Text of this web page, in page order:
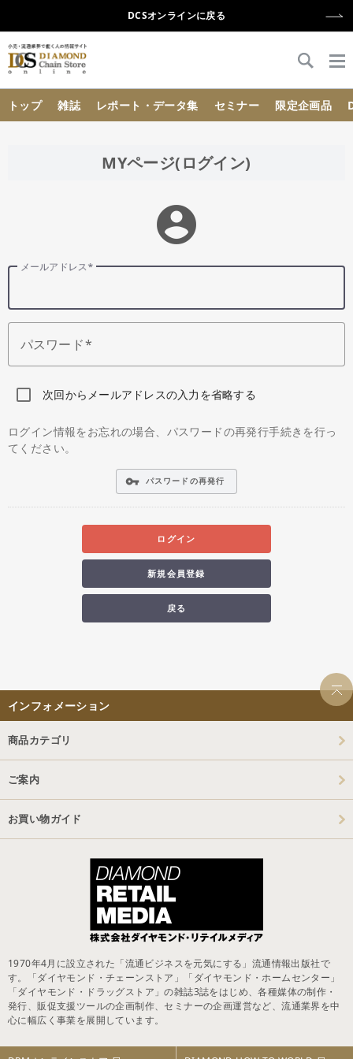
DCSオンラインに戻る
トップ 雑誌 レポート・データ集 セミナー 限定企画品
MYページ(ログイン)
account_circle
メールアドレス
パスワード
次回からメールアドレスの入力を省略する
ログイン情報をお忘れの場合、パスワードの再発行手続きを行っ
てください。
vpn_key パスワードの再発行
ログイン
新規会員登録
戻る
インフォメーション
商品カテゴリ
ご案内
お買い物ガイド
1970年4月に設立された「流通ビジネスを元気にする」流通情報出版社で
す。「ダイヤモンド・チェーンストア」「ダイヤモンド・ホームセンター」
「ダイヤモンド・ドラッグストア」の雑誌3誌をはじめ、各種媒体の制作・
発行、販促支援ツールの企画制作、セミナーの企画運営など、流通業界を中
心に幅広く事業を展開しています。